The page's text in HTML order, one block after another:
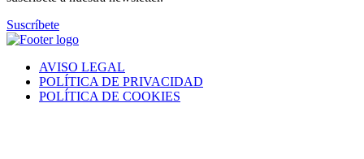
Suscríbete
AVISO LEGAL
POLÍTICA DE PRIVACIDAD
POLÍTICA DE COOKIES